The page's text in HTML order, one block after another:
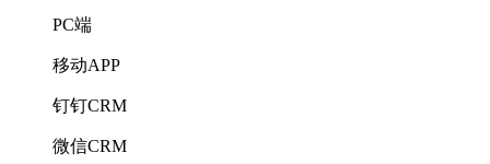
PC端
移动APP
钉钉CRM
微信CRM